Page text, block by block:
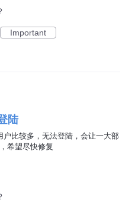
Important
陆
户比较多，无法登陆，会让一大部
希望尽快修复